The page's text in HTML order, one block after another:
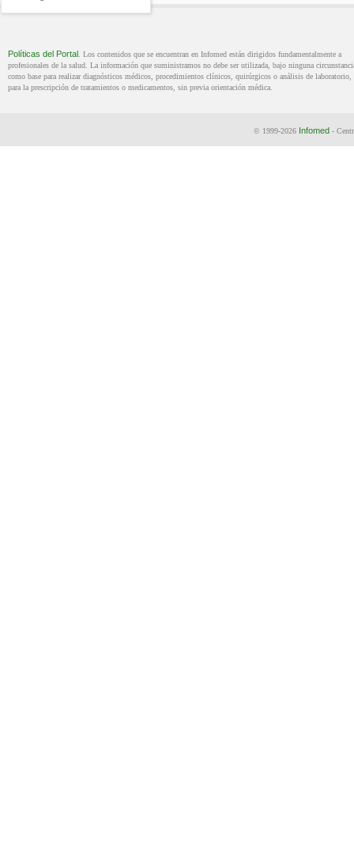
Políticas del Portal . Los contenidos que se encuentran en Infomed están dirigidos fundamentalmente a
profesionales de la salud. La información que suministramos no debe ser utilizada, bajo ninguna
como base para realizar diagnósticos médicos, procedimientos clínicos, quirúrgicos o análisis de laboratorio,
para la prescripción de tratamientos o medicamentos, sin previa orientación médica.
© 1999-2026 Infomed -